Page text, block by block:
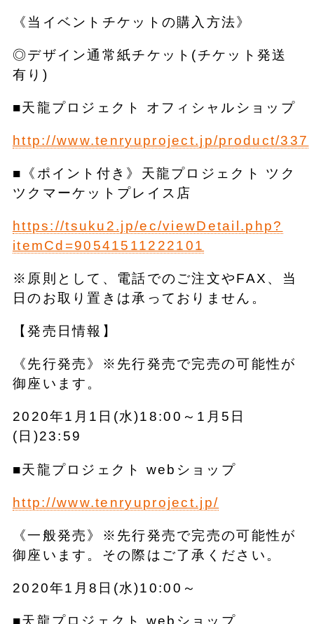
《当イベントチケットの購入方法》
◎デザイン通常紙チケット(チケット発送
有り)
■天龍プロジェクト オフィシャルショップ
http://www.tenryuproject.jp/product/337
■《ポイント付き》天龍プロジェクト ツク
ツクマーケットプレイス店
https://tsuku2.jp/ec/viewDetail.php?
itemCd=90541511222101
※原則として、電話でのご注文やFAX、当
日のお取り置きは承っておりません。
【発売日情報】
《先行発売》※先行発売で完売の可能性が
御座います。
2020年1月1日(水)18:00～1月5日
(日)23:59
■天龍プロジェクト webショップ
http://www.tenryuproject.jp/
《一般発売》※先行発売で完売の可能性が
御座います。その際はご了承ください。
2020年1月8日(水)10:00～
■天龍プロジェクト webショップ